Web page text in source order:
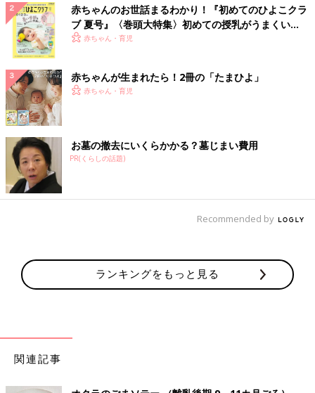
赤ちゃんのお世話まるわかり！『初めてのひよこクラ
ブ 夏号』〈巻頭大特集〉初めての授乳がうまくい
く！ おっぱい・ミルクの基本と夏のトラブル 解決テ
赤ちゃん・育児
赤ちゃんが生まれたら！2冊の「たまひよ」
赤ちゃん・育児
お墓の撤去にいくらかかる？墓じまい費用
PR(くらしの話題)
Recommended by
ランキングをもっと見る
関連記事